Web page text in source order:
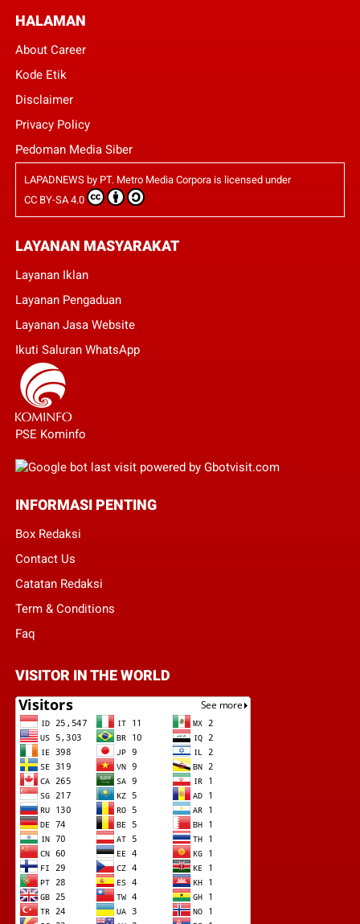
HALAMAN
About Career
Kode Etik
Disclaimer
Privacy Policy
Pedoman Media Siber
LAPADNEWSby PT. Metro Media Corporais licensed under
CC BY-SA 4.0
LAYANAN MASYARAKAT
Layanan Iklan
Layanan Pengaduan
Layanan Jasa Website
Ikuti Saluran WhatsApp
PSE Kominfo
INFORMASI PENTING
Box Redaksi
Contact Us
Catatan Redaksi
Term & Conditions
Faq
VISITOR IN THE WORLD